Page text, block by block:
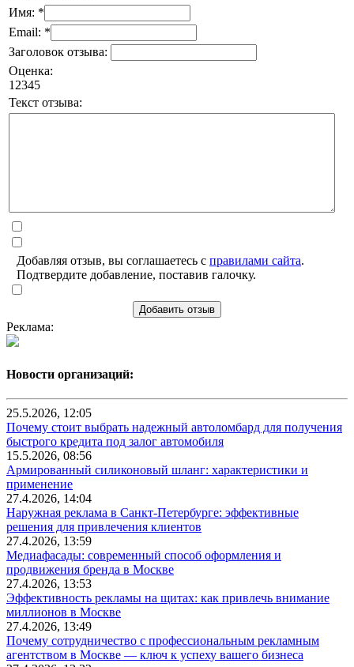
Имя: *
Email: *
Заголовок отзыва:
Оценка:
1 2345
Текст отзыва:
Добавляя отзыв, вы соглашаетесь с правилами сайта.
Подтвердите добавление, поставив галочку.
Добавить отзыв
Реклама:
Новости организаций:
25.5.2026, 12:05
Почему стоит выбрать надежный автоломбард для получения
быстрого кредита под залог автомобиля
15.5.2026, 08:56
Армированный силиконовый шланг: характеристики и
применение
27.4.2026, 14:04
Наружная реклама в Санкт-Петербурге: эффективные
решения для привлечения клиентов
27.4.2026, 13:59
Медиафасады: современный способ оформления и
продвижения бренда в Москве
27.4.2026, 13:53
Эффективность рекламы на щитах: как привлечь внимание
миллионов в Москве
27.4.2026, 13:49
Почему сотрудничество с профессиональным рекламным
агентством в Москве — ключ к успеху вашего бизнеса